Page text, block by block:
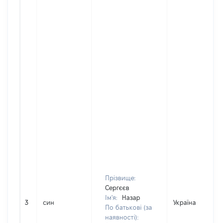
3 син
Прізвище:
Сергєєв
Ім'я:
Назар
По батькові (за
наявності):
Україна